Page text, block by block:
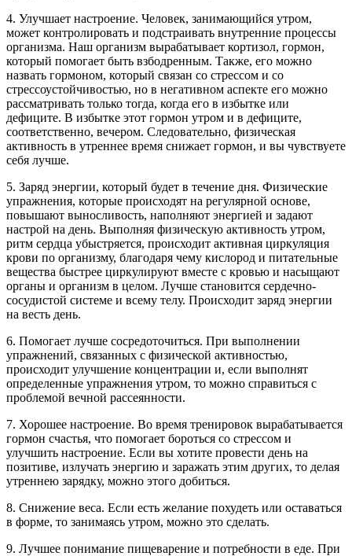
4. Улучшает настроение. Человек, занимающийся утром,
может контролировать и подстраивать внутренние процессы
организма. Наш организм вырабатывает кортизол, гормон,
который помогает быть взбодренным. Также, его можно
назвать гормоном, который связан со стрессом и со
стрессоустойчивостью, но в негативном аспекте его можно
рассматривать только тогда, когда его в избытке или
дефиците. В избытке этот гормон утром и в дефиците,
соответственно, вечером. Следовательно, физическая
активность в утреннее время снижает гормон, и вы чувствуете
себя лучше.
5. Заряд энергии, который будет в течение дня. Физические
упражнения, которые происходят на регулярной основе,
повышают выносливость, наполняют энергией и задают
настрой на день. Выполняя физическую активность утром,
ритм сердца убыстряется, происходит активная циркуляция
крови по организму, благодаря чему кислород и питательные
вещества быстрее циркулируют вместе с кровью и насыщают
органы и организм в целом. Лучше становится сердечно-
сосудистой системе и всему телу. Происходит заряд энергии
на весть день.
6. Помогает лучше сосредоточиться. При выполнении
упражнений, связанных с физической активностью,
происходит улучшение концентрации и, если выполнят
определенные упражнения утром, то можно справиться с
проблемой вечной рассеянности.
7. Хорошее настроение. Во время тренировок вырабатывается
гормон счастья, что помогает бороться со стрессом и
улучшить настроение. Если вы хотите провести день на
позитиве, излучать энергию и заражать этим других, то делая
утреннею зарядку, можно этого добиться.
8. Снижение веса. Если есть желание похудеть или оставаться
в форме, то занимаясь утром, можно это сделать.
9. Лучшее понимание пищеварение и потребности в еде. При